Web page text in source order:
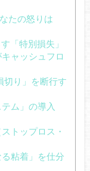
たの怒りは
「特別損失」
ャッシュフロ
切り」を断行す
ム」の導入
トップロス・
粘着」を仕分